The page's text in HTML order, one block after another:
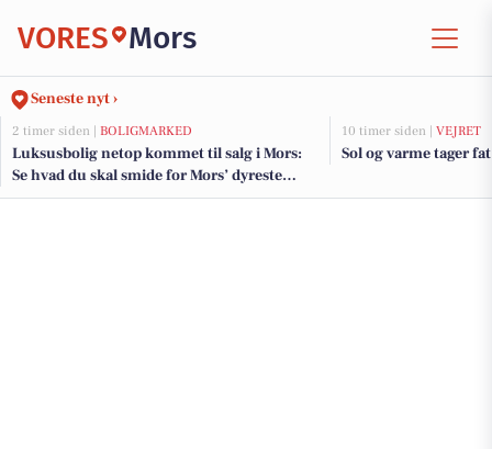
VORES Mors
Seneste nyt ›
2 timer siden | BOLIGMARKED
Luksusbolig netop kommet til salg i Mors:
Se hvad du skal smide for Mors’ dyreste
adresser her
10 timer siden | VEJRET
Sol og varme tager